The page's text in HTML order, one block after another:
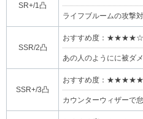
SR+/1凸
ライフブルームの攻撃
SSR/2凸
おすすめ度：★★★★☆
あの人のようにに被ダ
SSR+/3凸
おすすめ度：★★★★★
カウンターウィザーで